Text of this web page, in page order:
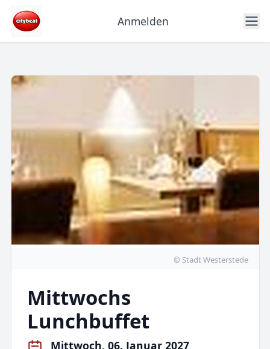
Anmelden
© Stadt Westerstede
Mittwochs
Lunchbuffet
Mittwoch, 06. Januar 2027